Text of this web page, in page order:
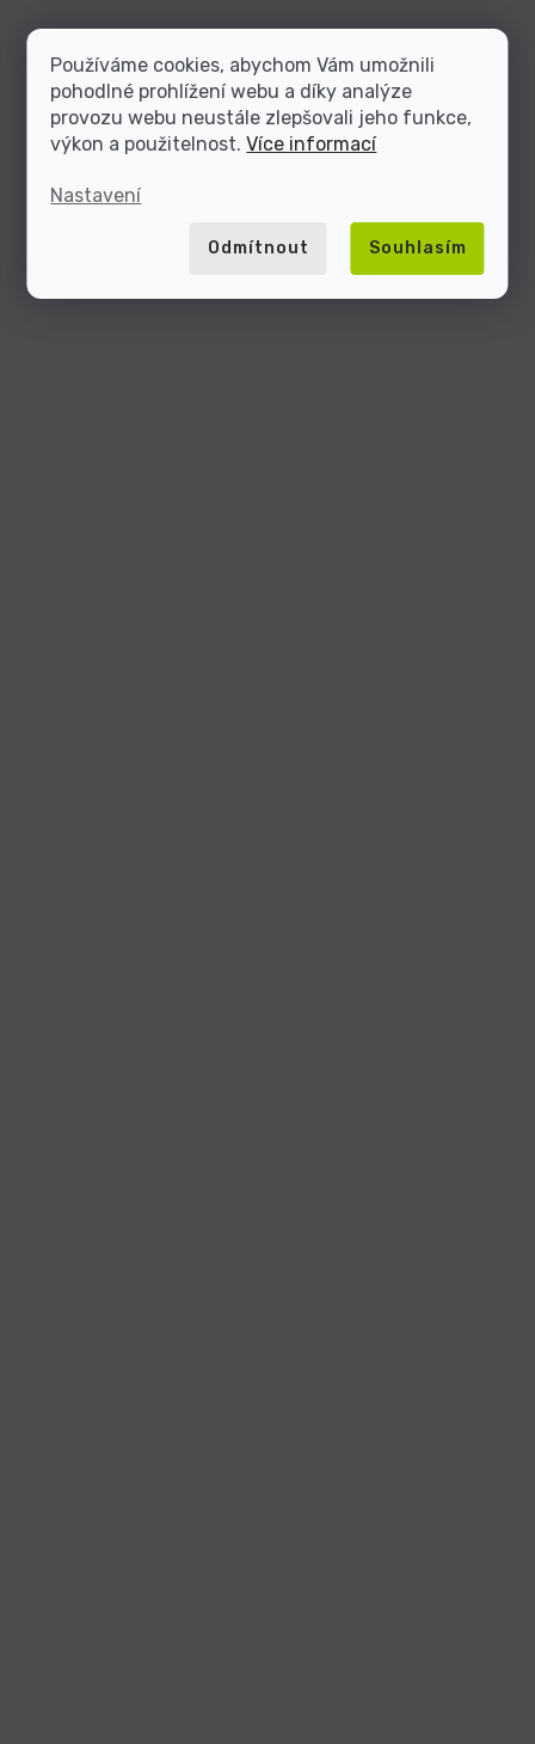
Používáme cookies, abychom Vám umožnili
pohodlné prohlížení webu a díky analýze
provozu webu neustále zlepšovali jeho funkce,
výkon a použitelnost.Více informací
Nastavení
Odmítnout Souhlasím